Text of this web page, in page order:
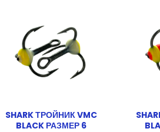
SHARK ТРОЙНИК VMC
BLACK РАЗМЕР 6